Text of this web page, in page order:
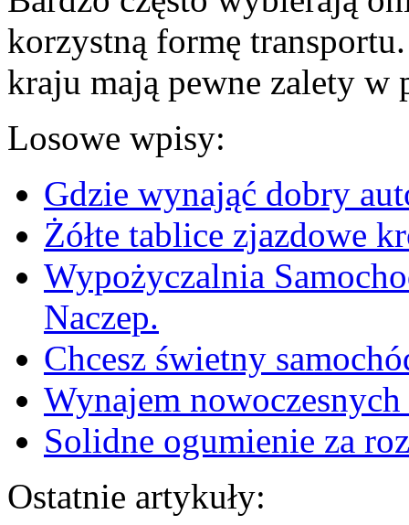
korzystną formę
kraju mają pewne zalety w
Losowe wpisy:
Gdzie wynająć dobry
Żółte tablice zjazdowe
Wypożyczalnia
Naczep.
Chcesz świetny
Wynajem
Solidne ogumienie za
Ostatnie artykuły: